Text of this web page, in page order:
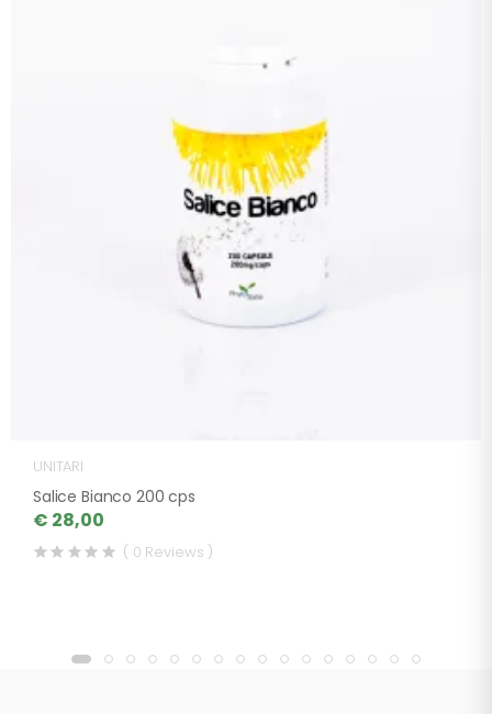
UNITARI
Salice Bianco 200 cps
€ 28,00
( 0 Reviews )